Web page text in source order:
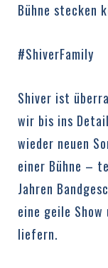
Bühne stecken
#ShiverFamily
Shiver ist
wir bis ins
wieder neuen
einer Bühne –
Jahren
eine geile Show
liefern.